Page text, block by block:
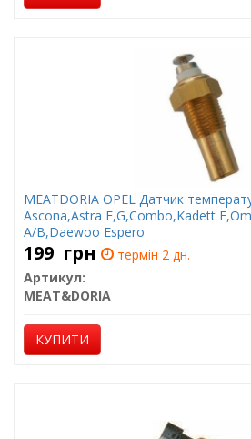
MEATDORIA OPEL Датчик
Ascona,Astra F,G,Combo,Kadett
A/B,Daewoo Espero
199 грн
термін 2 дн.
Артикул:
MEAT&DORIA
КУПИТИ